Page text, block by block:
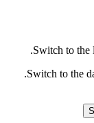
Switch to the
Switch to the